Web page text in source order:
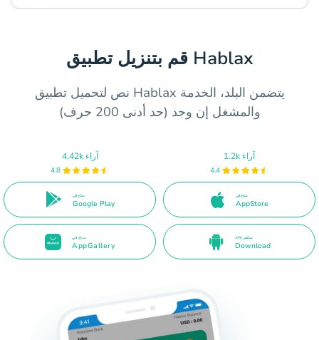
قم بتنزيل تطبيق Hablax
نص لتحميل تطبيق Hablax يتضمن البلد، الخدمة
والمشغل إن وجد (حد أدنى 200 حرف)
4.42k آراء
4.8
متاح في
Google Play
1.2k آراء
4.4
متاح في
AppStore
متاح في
AppGallery
APK مباشر
Download